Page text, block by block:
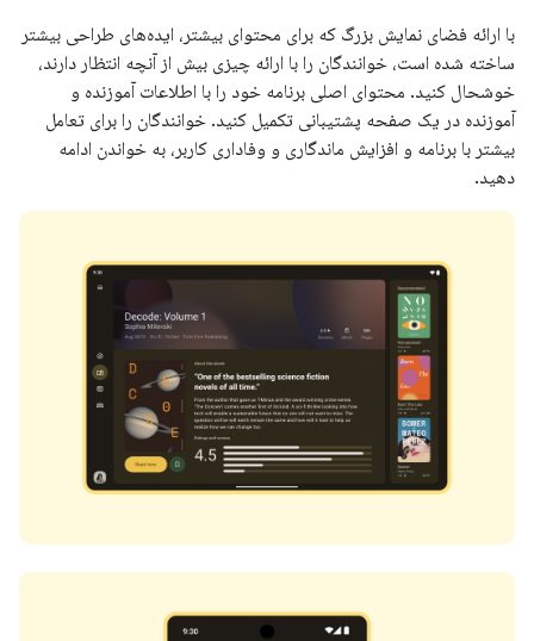
با ارائه فضای نمایش بزرگ که برای محتوای بیشتر، ایده‌های طراحی بیشتر
ساخته شده است، خوانندگان را با ارائه چیزی بیش از آنچه انتظار دارند،
خوشحال کنید. محتوای اصلی برنامه خود را با اطلاعات آموزنده و
آموزنده در یک صفحه پشتیبانی تکمیل کنید. خوانندگان را برای تعامل
بیشتر با برنامه و افزایش ماندگاری و وفاداری کاربر، به خواندن ادامه
دهید.